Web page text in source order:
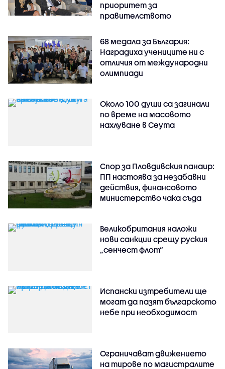
приоритет за
правителството
68 медала за България:
Наградиха учениците ни с
отличия от международни
олимпиади
Около 100 души са загинали
по време на масовото
нахлуване в Сеута
Спор за Пловдивския панаир:
ПП настоява за незабавни
действия, финансовото
министерство чака съда
Великобритания наложи
нови санкции срещу руския
„сенчест флот“
Испански изтребители ще
могат да пазят българското
небе при необходимост
Ограничават движението
на тирове по магистралите